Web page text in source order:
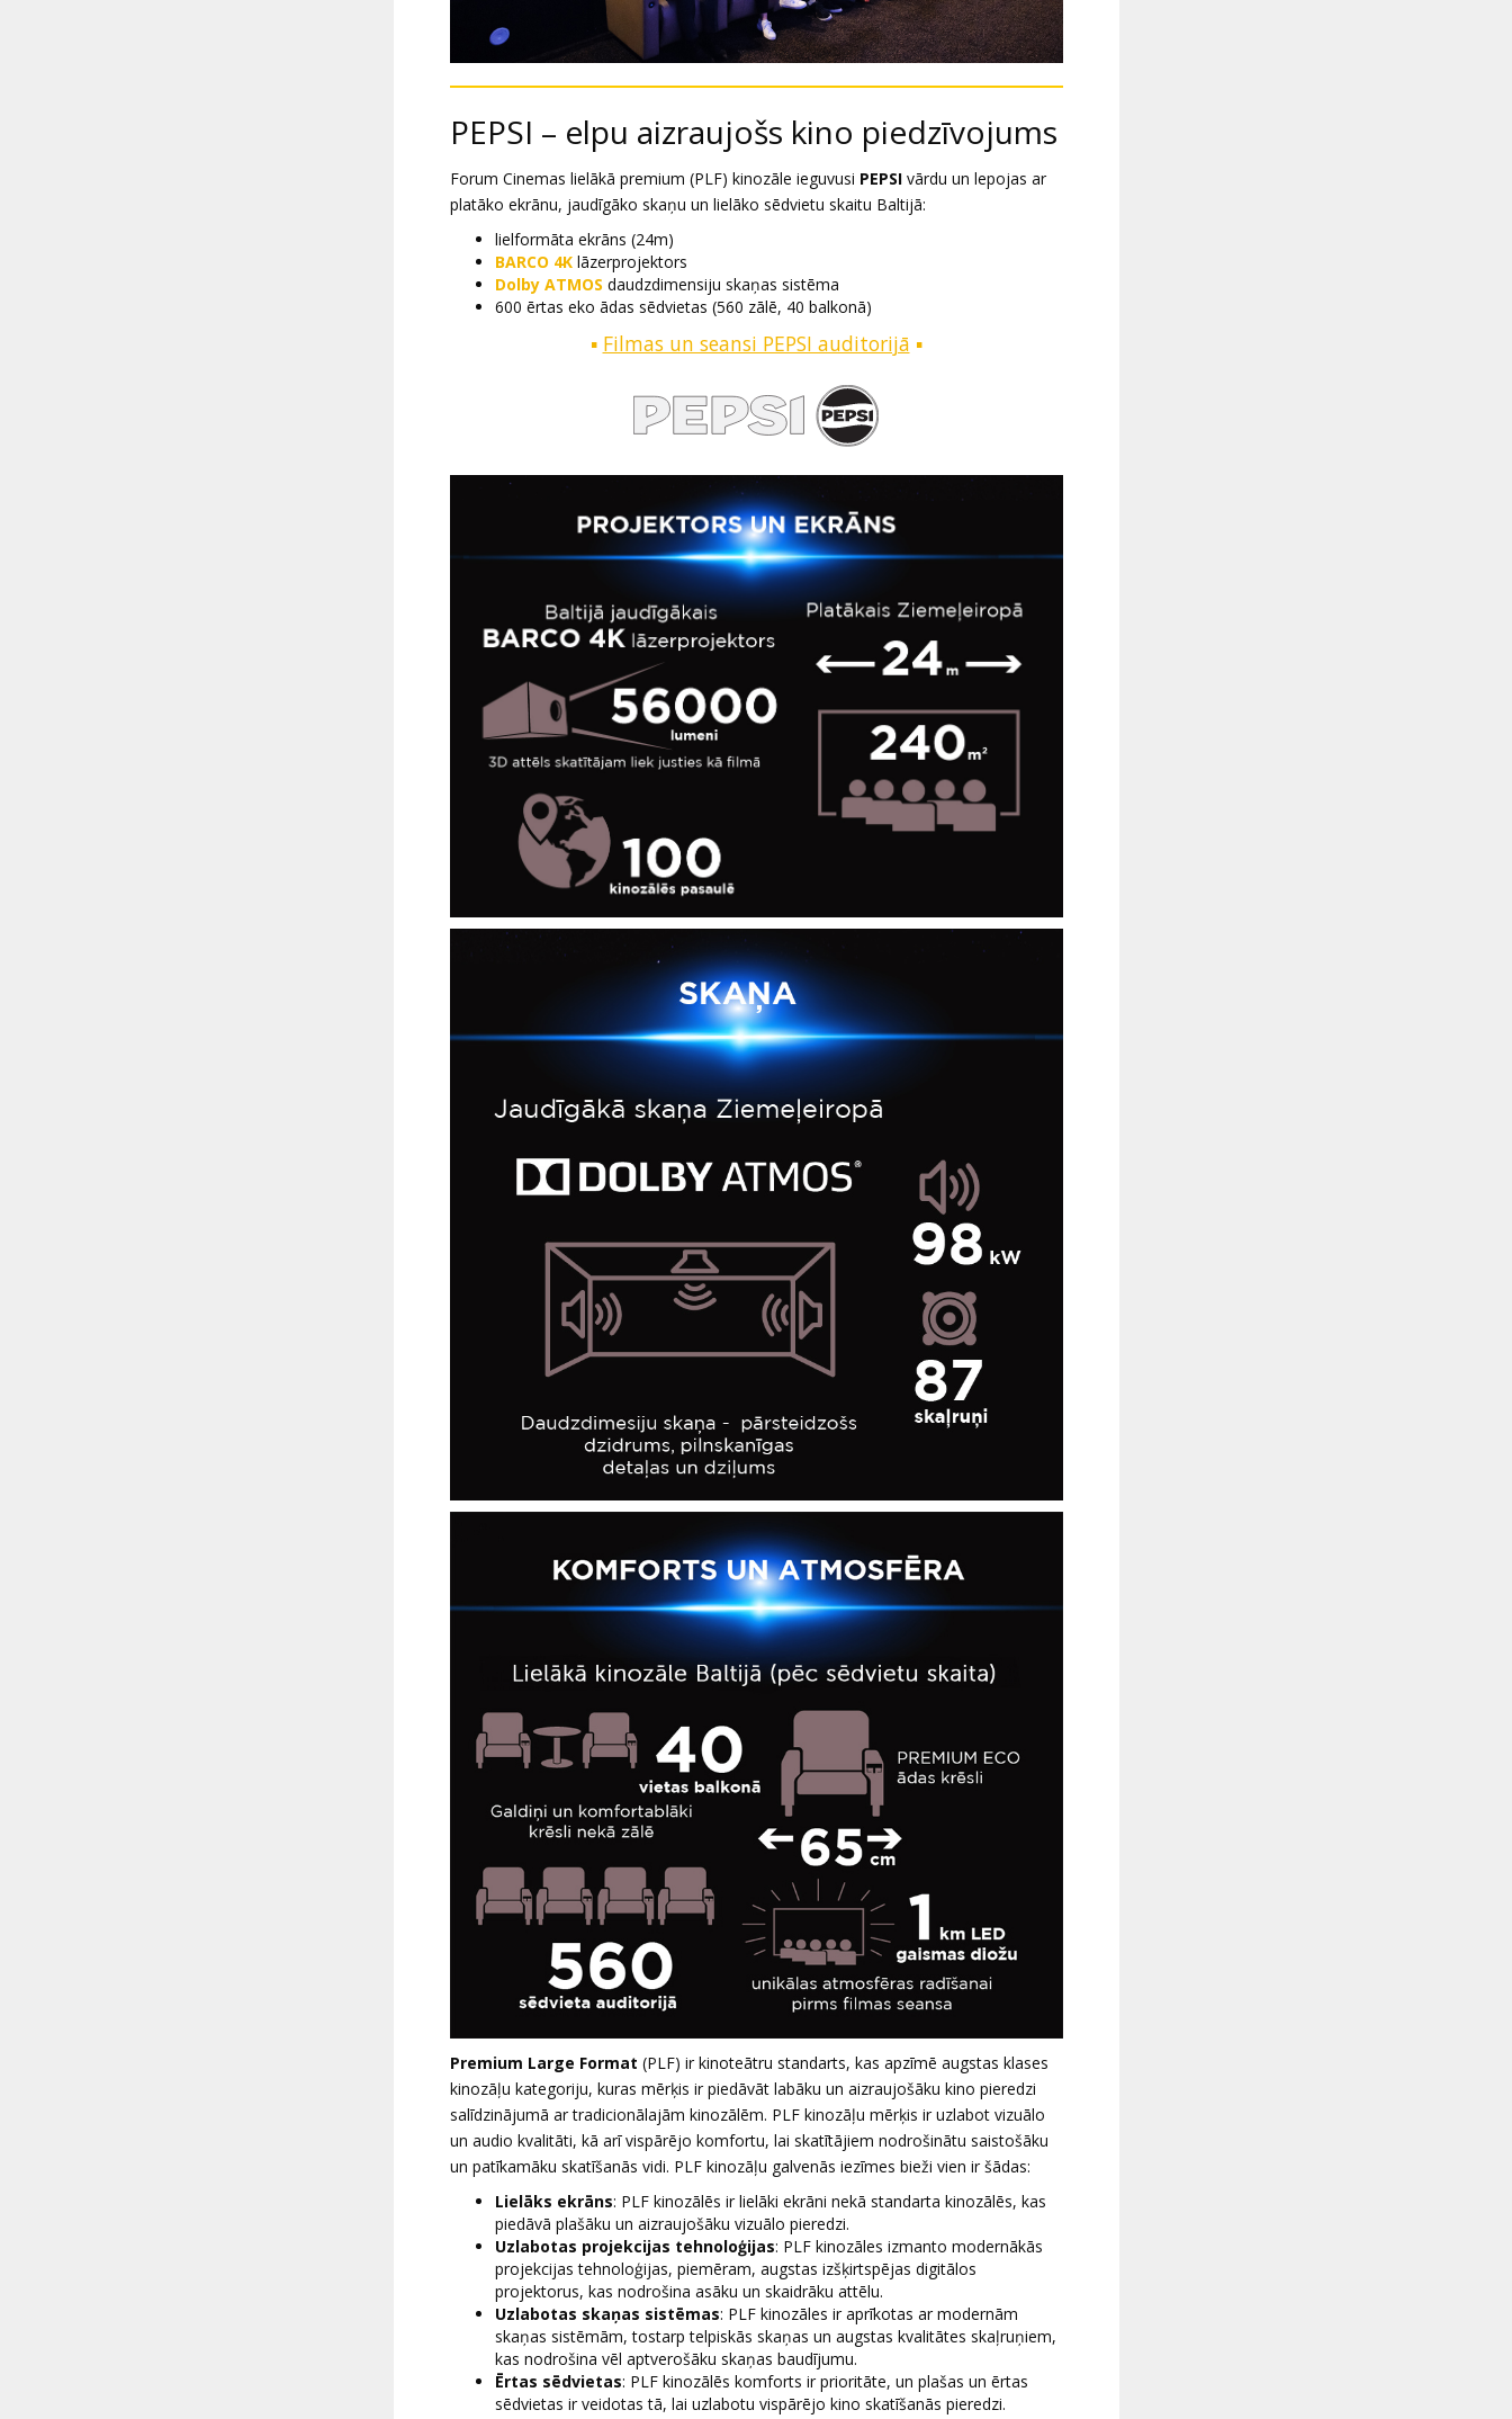
PEPSI – elpu aizraujošs kino piedzīvojums
Forum Cinemas lielākā premium (PLF) kinozāle ieguvusi PEPSIvārdu un lepojas ar
platāko ekrānu, jaudīgāko skaņu un lielāko sēdvietu skaitu Baltijā:
lielformāta ekrāns (24m)
BARCO 4Klāzerprojektors
Dolby ATMOS daudzdimensiju skaņas sistēma
600 ērtas eko ādas sēdvietas (560 zālē, 40 balkonā)
▪️ Filmas un seansi PEPSI auditorijā ▪️
Premium Large Format (PLF) ir kinoteātru standarts, kas apzīmē augstas klases
kinozāļu kategoriju, kuras mērķis ir piedāvāt labāku un aizraujošāku kino pieredzi
salīdzinājumā ar tradicionālajām kinozālēm. PLF kinozāļu mērķis ir uzlabot vizuālo
un audio kvalitāti, kā arī vispārējo komfortu, lai skatītājiem nodrošinātu saistošāku
un patīkamāku skatīšanās vidi. PLF kinozāļu galvenās iezīmes bieži vien ir šādas:
Lielāks ekrāns: PLF kinozālēs ir lielāki ekrāni nekā standarta kinozālēs, kas
piedāvā plašāku un aizraujošāku vizuālo pieredzi.
Uzlabotas projekcijas tehnoloģijas: PLF kinozāles izmanto modernākās
projekcijas tehnoloģijas, piemēram, augstas izšķirtspējas digitālos
projektorus, kas nodrošina asāku un skaidrāku attēlu.
Uzlabotas skaņas sistēmas: PLF kinozāles ir aprīkotas ar modernām
skaņas sistēmām, tostarp telpiskās skaņas un augstas kvalitātes skaļruņiem,
kas nodrošina vēl aptverošāku skaņas baudījumu.
Ērtas sēdvietas: PLF kinozālēs komforts ir prioritāte, un plašas un ērtas
sēdvietas ir veidotas tā, lai uzlabotu vispārējo kino skatīšanās pieredzi.